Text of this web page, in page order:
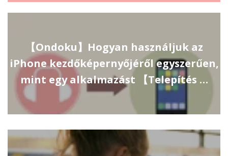
【Ondoku】Hogyan használjuk az
iPhone kezdőképernyőjéről egyszerűen,
mint egy alkalmazást 【Telepítés …